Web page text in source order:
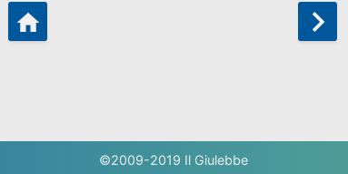
©2009-2019 Il Giulebbe